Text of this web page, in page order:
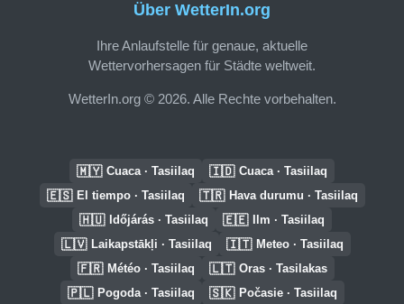
Über WetterIn.org
Ihre Anlaufstelle für genaue, aktuelle
Wettervorhersagen für Städte weltweit.
WetterIn.org © 2026. Alle Rechte vorbehalten.
🇲🇾 Cuaca · Tasiilaq 🇮🇩 Cuaca · Tasiilaq
🇪🇸 El tiempo · Tasiilaq 🇹🇷 Hava durumu · Tasiilaq
🇭🇺 Időjárás · Tasiilaq 🇪🇪 Ilm · Tasiilaq
🇱🇻 Laikapstākļi · Tasiilaq 🇮🇹 Meteo · Tasiilaq
🇫🇷 Météo · Tasiilaq 🇱🇹 Oras · Tasilakas
🇵🇱 Pogoda · Tasiilaq 🇸🇰 Počasie · Tasiilaq